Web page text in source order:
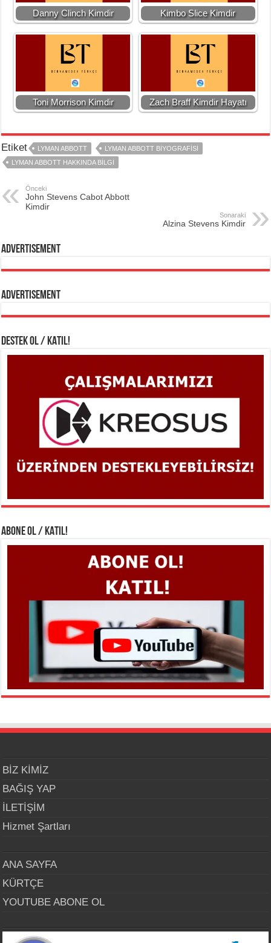
Danny Clinch Kimdir Kimbo Slice Kimdir
Toni Morrison Kimdir Zach Braff Kimdir Hayatı
Etiket LYMAN ABBOTT
LYMAN ABBOTT BIYOGRAFISI
LYMAN ABBOTT HAKKINDA BILGI
Önceki
John Stevens Cabot Abbott
Kimdir
Sonaraki
Alzina Stevens Kimdir
Advertisement
Advertisement
DESTEK OL / KATIL!
ABONE OL / KATIL!
BİZ KİMİZ
BAĞIŞ YAP
İLETİŞİM
Hizmet Şartları
ANA SAYFA
KÜRTÇE
YOUTUBE ABONE OL